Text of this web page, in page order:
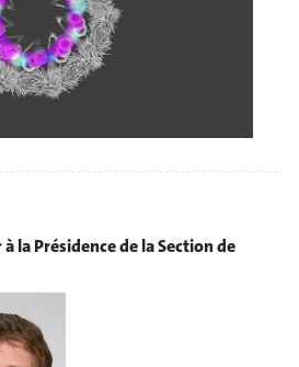
la Présidence de la Section de